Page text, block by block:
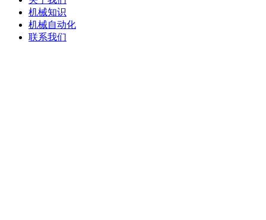
机械知识
机械自动化
联系我们